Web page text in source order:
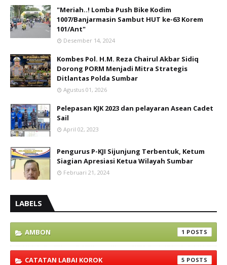
"Meriah..! Lomba Push Bike Kodim
1007/Banjarmasin Sambut HUT ke-63 Korem
101/Ant"
Desember 14, 2024
Kombes Pol. H.M. Reza Chairul Akbar Sidiq
Dorong PORM Menjadi Mitra Strategis
Ditlantas Polda Sumbar
Agustus 01, 2026
Pelepasan KJK 2023 dan pelayaran Asean Cadet
Sail
April 02, 2023
Pengurus P-KJI Sijunjung Terbentuk, Ketum
Siagian Apresiasi Ketua Wilayah Sumbar
Februari 21, 2024
LABELS
AMBON 1
CATATAN LABAI KOROK 5